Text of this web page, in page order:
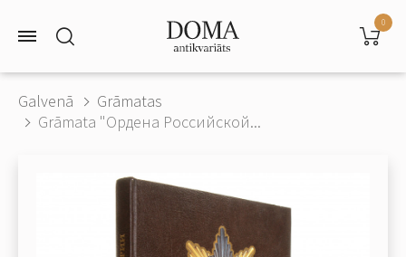
0
Galvenā
Grāmatas
Grāmata "Ордена Российской...